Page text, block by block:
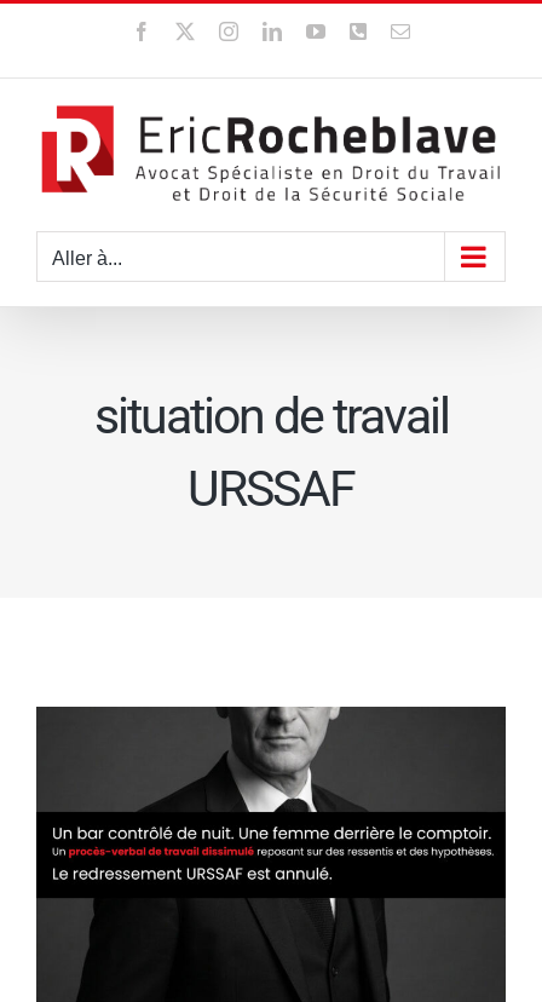
contenu
Facebook InstagramLinkedInYouTubeWhatsApp
Email
Aller à...
situation de travail
URSSAF